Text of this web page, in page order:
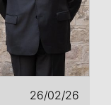
26/02/26